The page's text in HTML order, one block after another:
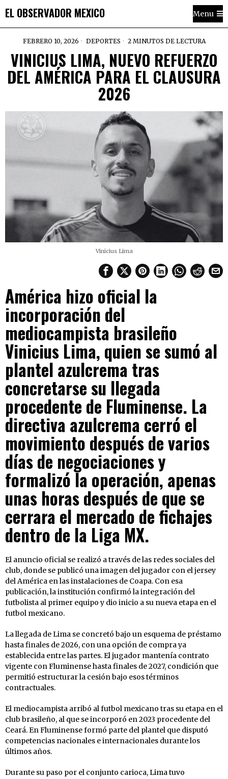
EL OBSERVADOR MEXICO Menu
FEBRERO 10, 2026 DEPORTES 2 MINUTOS DE LECTURA
VINICIUS LIMA, NUEVO REFUERZO
DEL AMÉRICA PARA EL CLAUSURA
2026
Vinicius Lima
América hizo oficial la
incorporación del
mediocampista brasileño
Vinicius Lima, quien se sumó al
plantel azulcrema tras
concretarse su llegada
procedente de Fluminense. La
directiva azulcrema cerró el
movimiento después de varios
días de negociaciones y
formalizó la operación, apenas
unas horas después de que se
cerrara el mercado de fichajes
dentro de la Liga MX.
El anuncio oficial se realizó a través de las redes sociales del
club, donde se publicó una imagen del jugador con el jersey
del América en las instalaciones de Coapa. Con esa
publicación, la institución confirmó la integración del
futbolista al primer equipo y dio inicio a su nueva etapa en el
futbol mexicano.
La llegada de Lima se concretó bajo un esquema de préstamo
hasta finales de 2026, con una opción de compra ya
establecida entre las partes. El jugador mantenía contrato
vigente con Fluminense hasta finales de 2027, condición que
permitió estructurar la cesión bajo esos términos
contractuales.
El mediocampista arribó al futbol mexicano tras su etapa en el
club brasileño, al que se incorporó en 2023 procedente del
Ceará. En Fluminense formó parte del plantel que disputó
competencias nacionales e internacionales durante los
últimos años.
Durante su paso por el conjunto carioca, Lima tuvo